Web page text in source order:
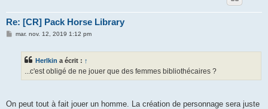
Re: [CR] Pack Horse Library
Mmar. nov. 12, 2019 1:12 pm
Herlkin a écrit : ↑
...c'est obligé de ne jouer que des femmes bibliothécaires ?
On peut tout à fait jouer un homme. La création de personnage sera juste